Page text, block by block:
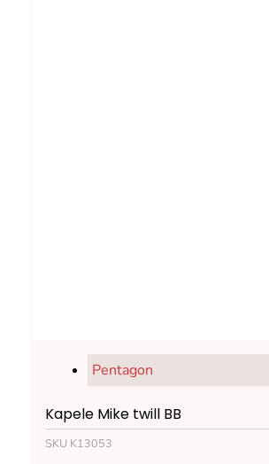
Pentagon
Kapele Mike twill BB
SKU K13053